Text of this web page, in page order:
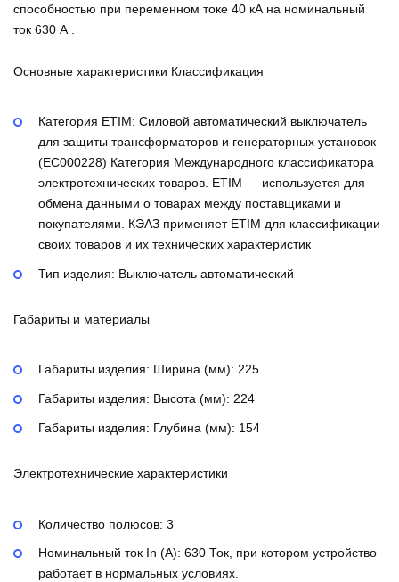
способностью при переменном токе 40 кА на номинальный
ток 630 А .
Основные характеристики Классификация
Категория ETIM: Силовой автоматический выключатель
для защиты трансформаторов и генераторных установок
(EC000228) Категория Международного классификатора
электротехнических товаров. ETIM — используется для
обмена данными о товарах между поставщиками и
покупателями. КЭАЗ применяет ETIM для классификации
своих товаров и их технических характеристик
Тип изделия: Выключатель автоматический
Габариты и материалы
Габариты изделия: Ширина (мм): 225
Габариты изделия: Высота (мм): 224
Габариты изделия: Глубина (мм): 154
Электротехнические характеристики
Количество полюсов: 3
Номинальный ток In (А): 630 Ток, при котором устройство
работает в нормальных условиях.